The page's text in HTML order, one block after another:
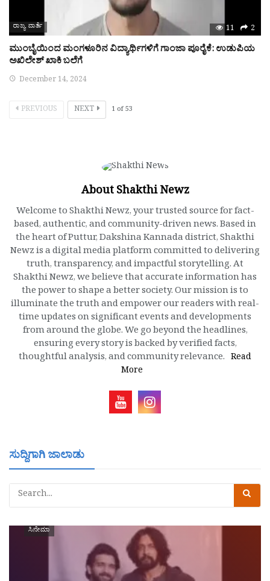
ರಾಜ್ಯ ವಾರ್ತೆ 11 2
ಮುಂಬೈಯಿಂದ ಮಂಗಳೂರಿನ ವಿದ್ಯಾರ್ಥಿಗಳಿಗೆ ಗಾಂಜಾ ಪೂರೈಕೆ: ಉಡುಪಿಯ
ಅಖಿಲೇಶ್ ಖಾಕಿ ಬಲೆಗೆ
December 14, 2024
PREVIOUS NEXT 1 of53
About Shakthi Newz
Welcome to Shakthi Newz, your trusted source for fact-
based, authentic, and community-driven news. Based in
the heart of Puttur, Dakshina Kannada district, Shakthi
Newz is a digital media platform committed to delivering
truth, transparency, and impactful storytelling. At
Shakthi Newz, we believe that accurate information has
the power to shape a better society. Our mission is to
illuminate the truth and empower our readers with real-
time updates on significant events and developments
from around the globe. We go beyond the headlines,
ensuring every story is backed by verified facts,
thoughtful analysis, and community relevance. Read
More
ಸುದ್ದಿಗಾಗಿ ಜಾಲಾಡು
ಸಿನೇಮಾ